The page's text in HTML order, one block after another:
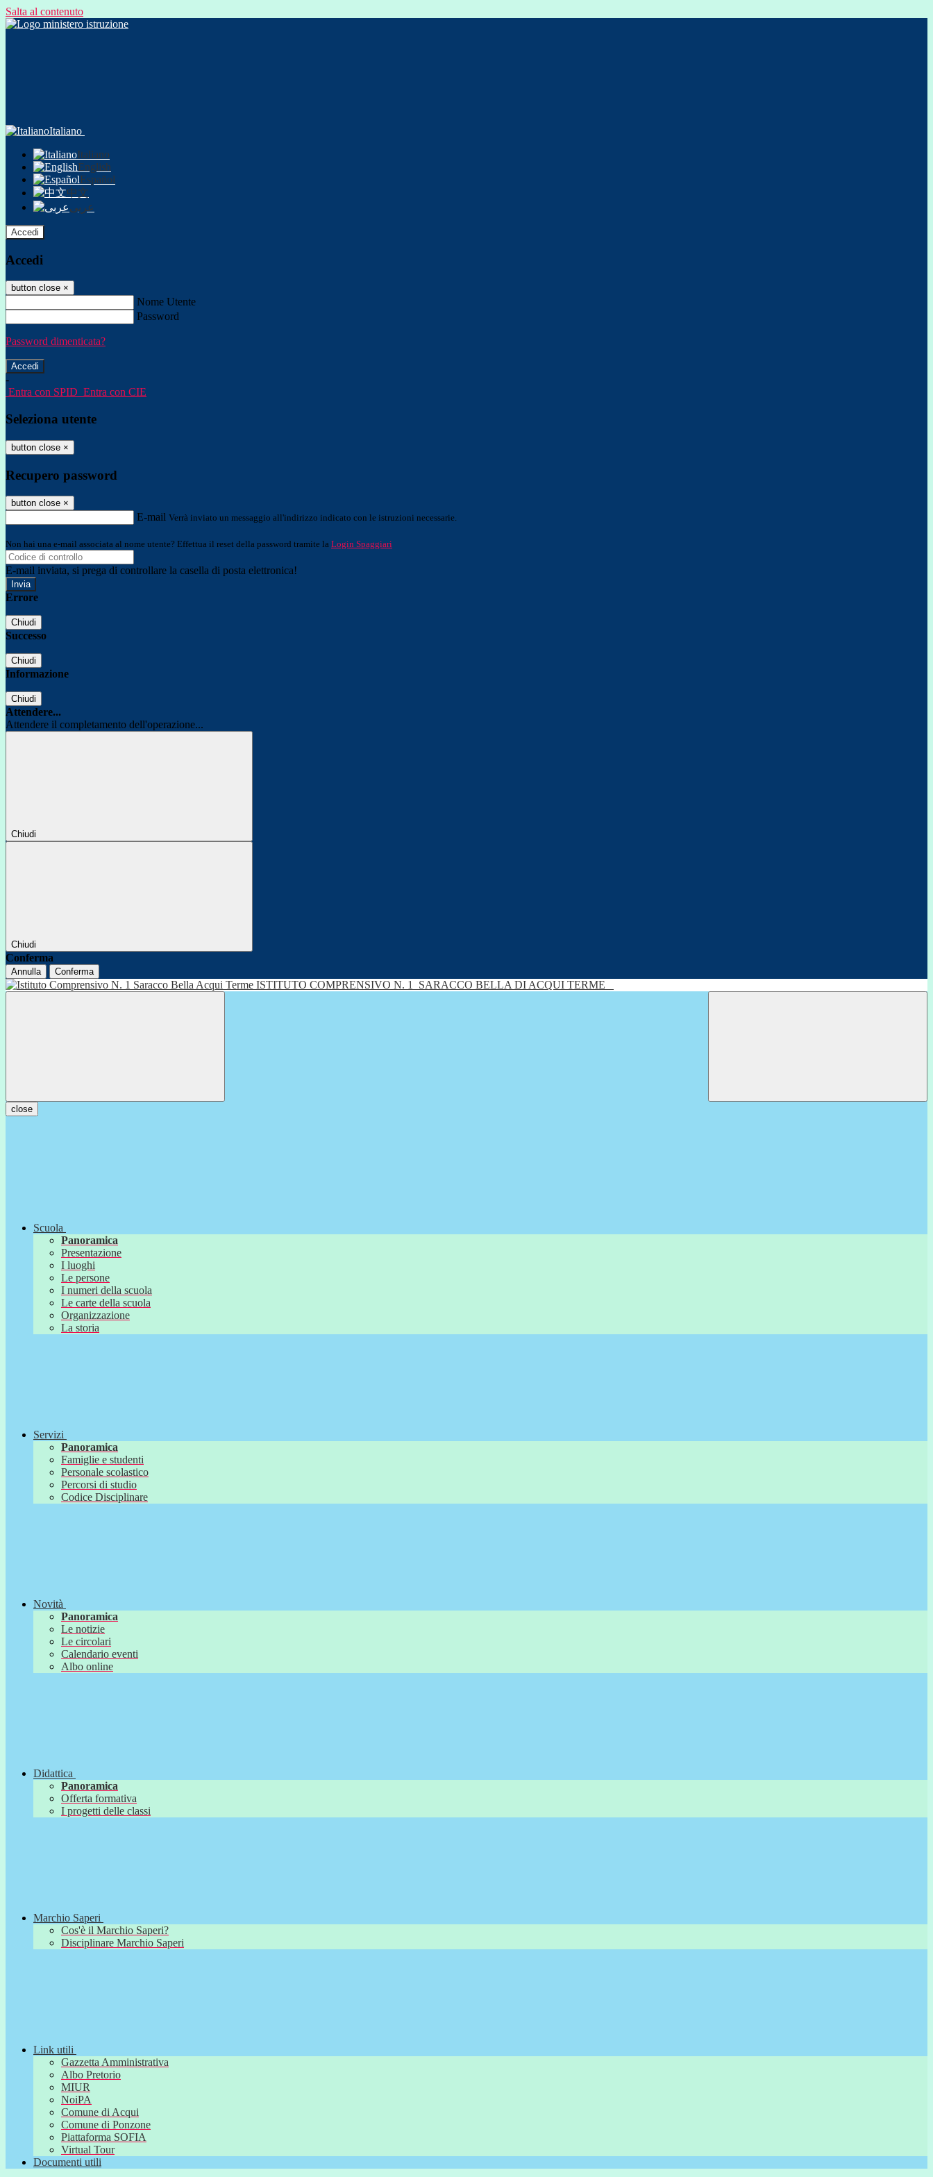
Salta al contenuto
Italiano
Italiano
English
Español
中文
عربى
Accedi
Accedi
button close ×
Nome Utente
Password
Password dimenticata?
-
Entra con SPID Entra con CIE
Seleziona utente
button close ×
Recupero password
button close ×
E-mail Verrà inviato un messaggio all'indirizzo indicato con le istruzioni necessarie.
Non hai una e-mail associata al nome utente? Effettua il reset della password tramite la Login Spaggiari
E-mail inviata, si prega di controllare la casella di posta elettronica!
Errore
Chiudi
Successo
Chiudi
Informazione
Chiudi
Attendere...
Attendere il completamento dell'operazione...
Chiudi
Chiudi
Conferma
Annulla Conferma
ISTITUTO COMPRENSIVO N. 1 SARACCO BELLA DI ACQUI TERME
close
Scuola
Panoramica
Presentazione
I luoghi
Le persone
I numeri della scuola
Le carte della scuola
Organizzazione
La storia
Servizi
Panoramica
Famiglie e studenti
Personale scolastico
Percorsi di studio
Codice Disciplinare
Novità
Panoramica
Le notizie
Le circolari
Calendario eventi
Albo online
Didattica
Panoramica
Offerta formativa
I progetti delle classi
Marchio Saperi
Cos'è il Marchio Saperi?
Disciplinare Marchio Saperi
Link utili
Gazzetta Amministrativa
Albo Pretorio
MIUR
NoiPA
Comune di Acqui
Comune di Ponzone
Piattaforma SOFIA
Virtual Tour
Documenti utili